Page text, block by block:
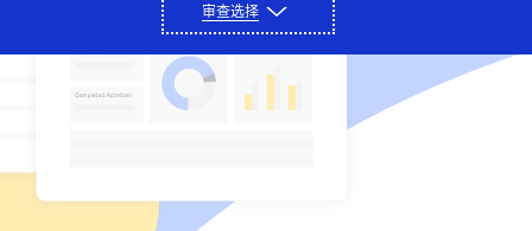
接受网上、销售点以及呼叫中心的付款。
欺诈和风险管理
帮助最大限度地减少欺诈损失并增加收入。
保护敏感的支付数据并简化 PCI DSS 合规工作。
金融服务公司
我们通过金融合作伙伴提供解决方案。
解决方案合作伙伴
我们的编码环境为您提供了各种工具，用于构建可在全
球范围内扩大规模的无摩擦支付解决方案。
联系我们屡获殊荣的客户支持团队，或直接联系销售人
详细了解
支持中心
关于我们
公司历史
登录
审查选择